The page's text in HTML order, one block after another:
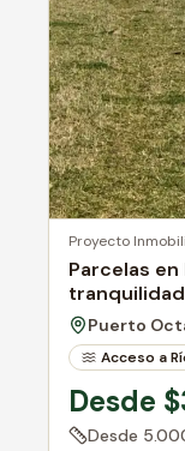
Proyecto
Parcelas en
tranquilidad
Puerto
Acceso a
Rol Propio
Desde
Desde